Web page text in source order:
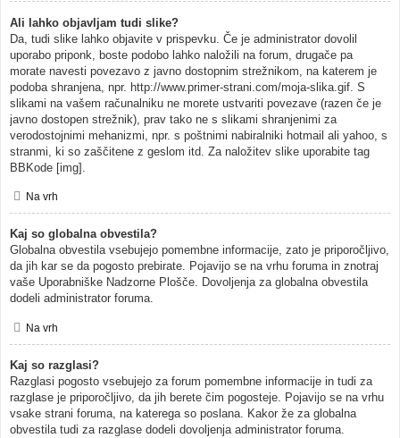
Ali lahko objavljam tudi slike?
Da, tudi slike lahko objavite v prispevku. Če je administrator dovolil
uporabo priponk, boste podobo lahko naložili na forum, drugače pa
morate navesti povezavo z javno dostopnim strežnikom, na katerem je
podoba shranjena, npr. http://www.primer-strani.com/moja-slika.gif. S
slikami na vašem računalniku ne morete ustvariti povezave (razen če je
javno dostopen strežnik), prav tako ne s slikami shranjenimi za
verodostojnimi mehanizmi, npr. s poštnimi nabiralniki hotmail ali yahoo, s
stranmi, ki so zaščitene z geslom itd. Za naložitev slike uporabite tag
BBKode [img].
Na vrh
Kaj so globalna obvestila?
Globalna obvestila vsebujejo pomembne informacije, zato je priporočljivo,
da jih kar se da pogosto prebirate. Pojavijo se na vrhu foruma in znotraj
vaše Uporabniške Nadzorne Plošče. Dovoljenja za globalna obvestila
dodeli administrator foruma.
Na vrh
Kaj so razglasi?
Razglasi pogosto vsebujejo za forum pomembne informacije in tudi za
razglase je priporočljivo, da jih berete čim pogosteje. Pojavijo se na vrhu
vsake strani foruma, na katerega so poslana. Kakor že za globalna
obvestila tudi za razglase dodeli dovoljenja administrator foruma.